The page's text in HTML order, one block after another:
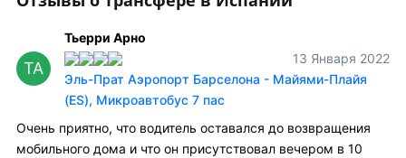
ТА
Тьерри Арно
13 Января 2022
Эль-Прат Аэропорт Барселона - Майями-Плайя
(ES), Микроавтобус 7 пас
Очень приятно, что водитель оставался до возвращения
мобильного дома и что он присутствовал вечером в 10